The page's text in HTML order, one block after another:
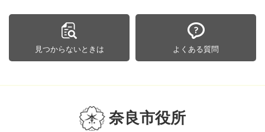
見つからないときは よくある質問
奈良市役所